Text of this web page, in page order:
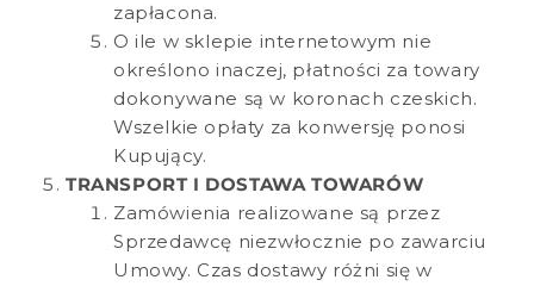
zapłacona.
O ile w sklepie internetowym nie
określono inaczej, płatności za towary
dokonywane są w koronach czeskich.
Wszelkie opłaty za konwersję ponosi
Kupujący.
TRANSPORT I DOSTAWA TOWARÓW
Zamówienia realizowane są przez
Sprzedawcę niezwłocznie po zawarciu
Umowy. Czas dostawy różni się w